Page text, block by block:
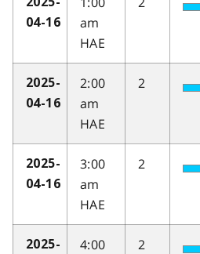
04-16
am
HAE
2025-
04-16
2:00
am
HAE
2
2025-
04-16
3:00
am
HAE
2
2025-
4:00
2